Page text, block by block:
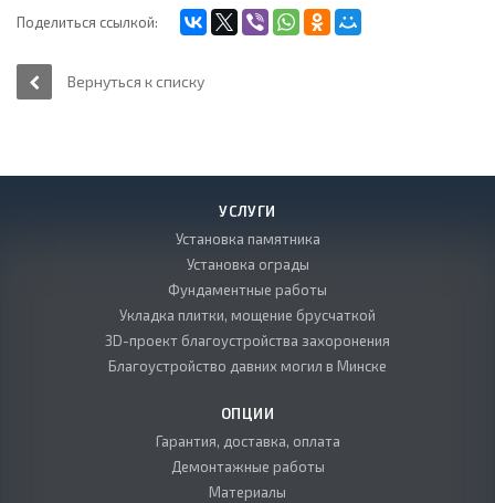
Поделиться ссылкой:
Вернуться к списку
УСЛУГИ
Установка памятника
Установка ограды
Фундаментные работы
Укладка плитки, мощение брусчаткой
3D-проект благоустройства захоронения
Благоустройство давних могил в Минске
ОПЦИИ
Гарантия, доставка, оплата
Демонтажные работы
Материалы